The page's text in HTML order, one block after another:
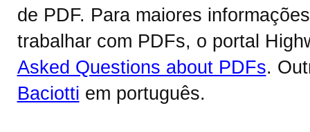
de PDF. Para maiores
trabalhar com PDFs, o portal
Asked Questions about PDFs.
Baciotti em português.